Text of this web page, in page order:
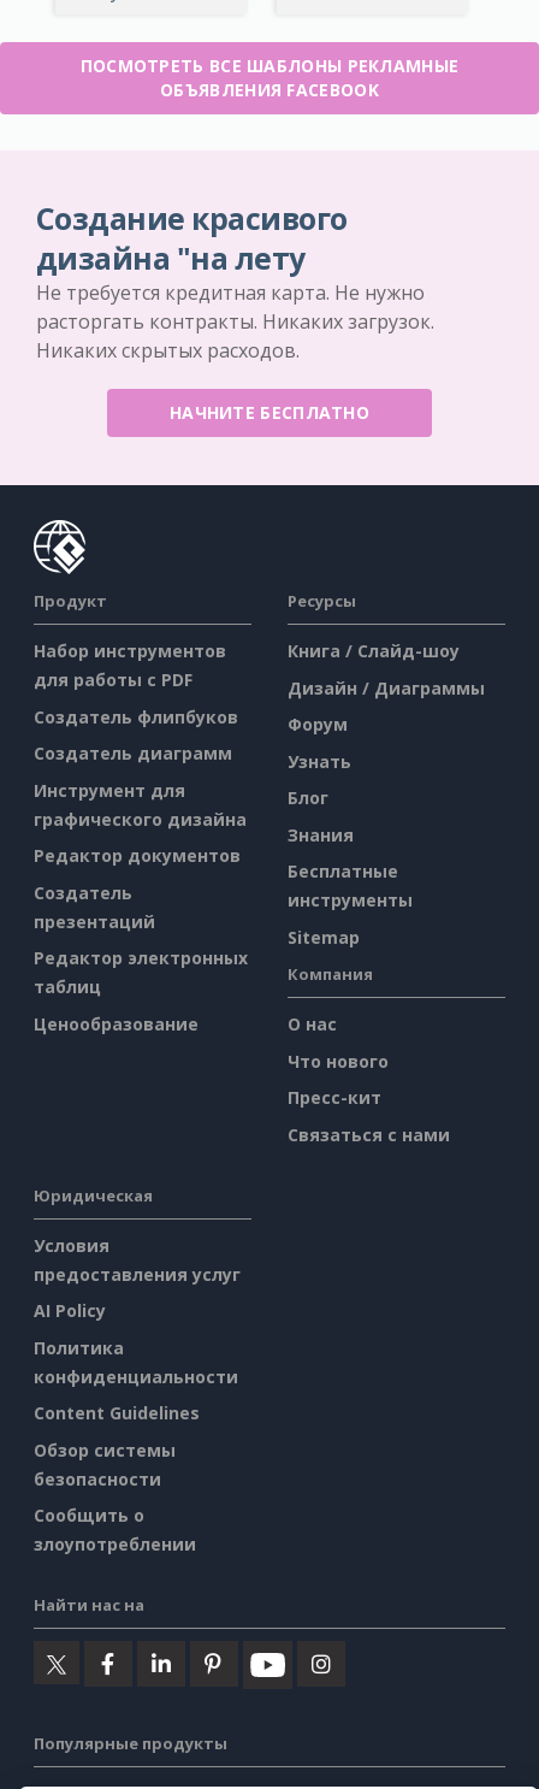
ПОСМОТРЕТЬ ВСЕ ШАБЛОНЫ РЕКЛАМНЫЕ
ОБЪЯВЛЕНИЯ FACEBOOK
Создание красивого
дизайна "на лету
Не требуется кредитная карта. Не нужно
расторгать контракты. Никаких загрузок.
Никаких скрытых расходов.
НАЧНИТЕ БЕСПЛАТНО
Продукт
Набор инструментов
для работы с PDF
Создатель флипбуков
Создатель диаграмм
Инструмент для
графического дизайна
Редактор документов
Создатель
презентаций
Редактор электронных
таблиц
Ценообразование
Ресурсы
Книга / Слайд-шоу
Дизайн / Диаграммы
Форум
Узнать
Блог
Знания
Бесплатные
инструменты
Sitemap
Компания
О нас
Что нового
Пресс-кит
Связаться с нами
Юридическая
Условия
предоставления услуг
AI Policy
Политика
конфиденциальности
Content Guidelines
Обзор системы
безопасности
Сообщить о
злоупотреблении
Найти нас на
Популярные продукты